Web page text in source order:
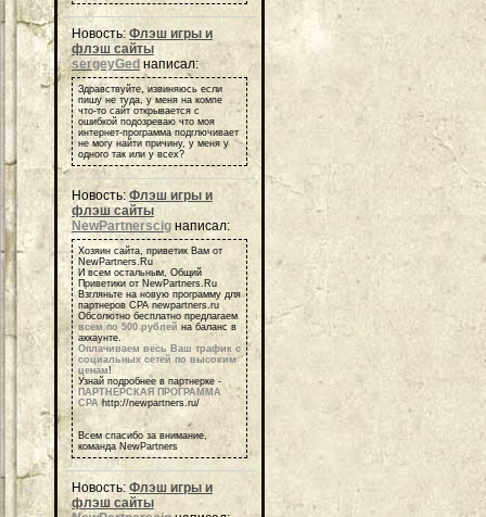
Новость: Флэш игры и
флэш сайты
sergeyGed написал:
Здравствуйте, извиняюсь если
пишу не туда, у меня на компе
что-то сайт открывается с
ошибкой подозреваю что моя
интернет-программа подглючивает
не могу найти причину, у меня у
одного так или у всех?
Новость: Флэш игры и
флэш сайты
NewPartnerscig написал:
Хозяин сайта, приветик Вам от
NewPartners.Ru
И всем остальным, Общий
Приветики от NewPartners.Ru
Взгляньте на новую программу для
партнеров СРА newpartners.ru
Обсолютно бесплатно предлагаем
всем по 500 рублей на баланс в
аккаунте.
Оплачиваем весь Ваш трафик с
социальных сетей по высоким
ценам!
Узнай подробнее в партнерке -
ПАРТНЕРСКАЯ ПРОГРАММА
СРА http://newpartners.ru/
Всем спасибо за внимание,
команда NewPartners
Новость: Флэш игры и
флэш сайты